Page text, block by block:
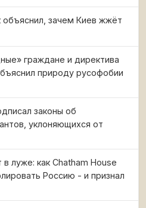
объяснил, зачем Киев жжёт
граждане и директива
природу русофобии
законы об
уклоняющихся от
в луже: как Chatham House
Россию - и признал